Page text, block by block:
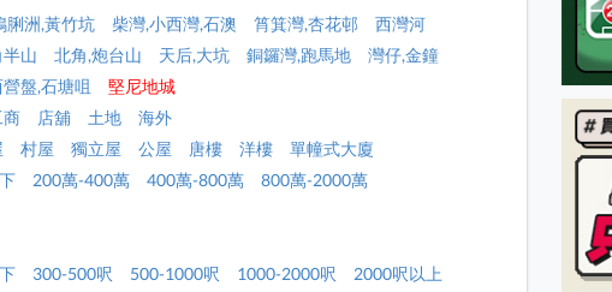
脷洲,黃竹坑 柴灣,小西灣,石澳 筲箕灣,杏花邨
西灣河
山 北角,炮台山 天后,大坑 銅鑼灣,跑馬地
灣仔,金鐘
盤,石塘咀
堅尼地城
商 店舖 土地
海外
村屋 獨立屋 公屋 唐樓 洋樓
單幢式大廈
200萬-400萬 400萬-800萬
800萬-2000萬
300-500呎 500-1000呎 1000-2000呎
2000呎以上